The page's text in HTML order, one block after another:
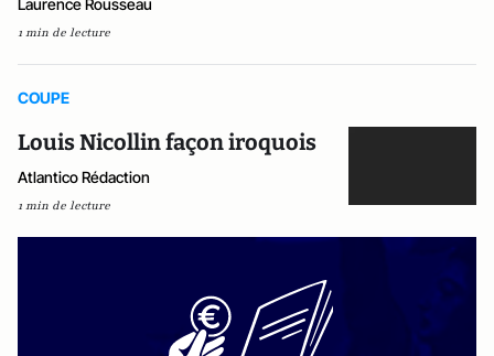
Laurence Rousseau
1 min de lecture
COUPE
Louis Nicollin façon iroquois
Atlantico Rédaction
1 min de lecture